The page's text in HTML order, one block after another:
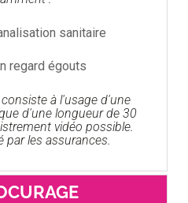
sanitaire
regard égouts
à l'usage d'une
d'une longueur de 30
vidéo possible.
par les assurances.